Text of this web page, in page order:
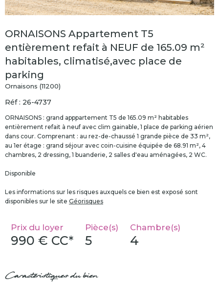
ORNAISONS Appartement T5
entièrement refait à NEUF de 165.09 m²
habitables, climatisé,avec place de
parking
Ornaisons (11200)
Réf : 26-4737
ORNAISONS : grand apppartement T5 de 165.09 m² habitables
entièrement refait à neuf avec clim gainable, 1 place de parking aérien
dans cour. Comprenant : au rez-de-chaussé 1 grande pièce de 33 m²,
au 1er étage : grand séjour avec coin-cuisine équipée de 68.91 m², 4
chambres, 2 dressing, 1 buanderie, 2 salles d'eau aménagées, 2 WC.
Disponible
Les informations sur les risques auxquels ce bien est exposé sont
disponibles sur le site Géorisques
Prix du loyer
990 € CC*
Pièce(s)
5
Chambre(s)
4
Caractéristiques du bien